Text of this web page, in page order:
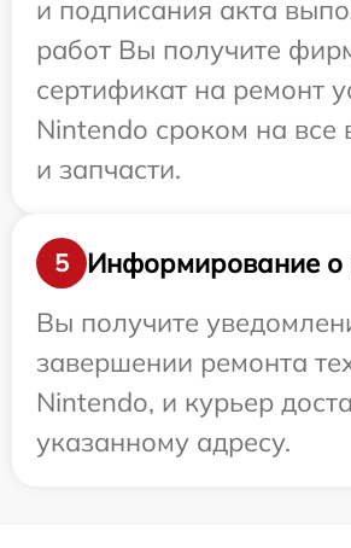
и подписания акта
работ Вы получите
сертификат на ремонт
Nintendo сроком на все
и запчасти.
5
Информирование о
Вы получите
завершении ремонта
Nintendo, и курьер
указанному адресу.